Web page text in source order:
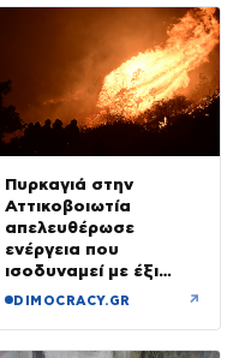
Πυρκαγιά στην
Αττικοβοιωτία
απελευθέρωσε
ενέργεια που
ισοδυναμεί με έξι
βόμβες Χιροσίμα
DIMOCRACY.GR ↗